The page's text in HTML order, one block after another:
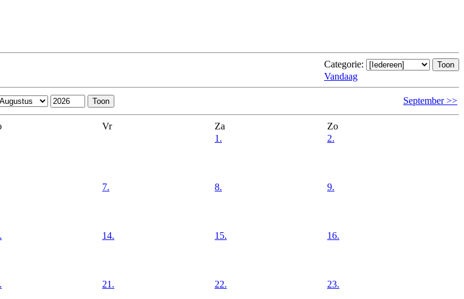
Categorie:
Vandaag
September >>
Vr Za
Zo
1.
2.
7. 8. 9.
14. 15. 16.
21. 22. 23.